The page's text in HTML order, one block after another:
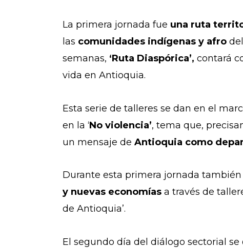
La primera jornada fue una ruta
las comunidades indígenas y afro
semanas, ‘Ruta Diaspórica’, contará
vida en Antioquia.
Esta serie de talleres se dan en el
en la ‘No violencia’, tema que,
un mensaje de Antioquia como
Durante esta primera jornada
y nuevas economías a través de
de Antioquia’.
El segundo día del diálogo sectorial se